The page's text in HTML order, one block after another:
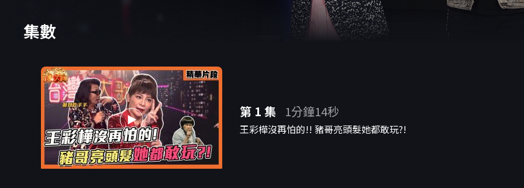
集數
第 1 集 1分鐘14秒
王彩樺沒再怕的!! 豬哥亮頭髮她都敢玩?!